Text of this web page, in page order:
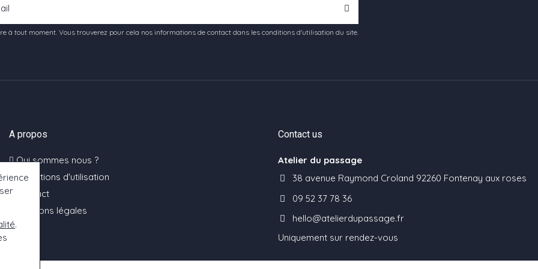
à tout moment. Vous trouverez pour cela nos informations de contact dans les conditions d'utilisation du site.
A propos
Qui sommes nous ?
Conditions d'utilisation
Contact
Mentions légales
Contact us
Atelier du passage
38 avenue Raymond Croland 92260 Fontenay aux roses
09 52 37 78 36
hello@atelierdupassage.fr
Uniquement sur rendez-vous
.